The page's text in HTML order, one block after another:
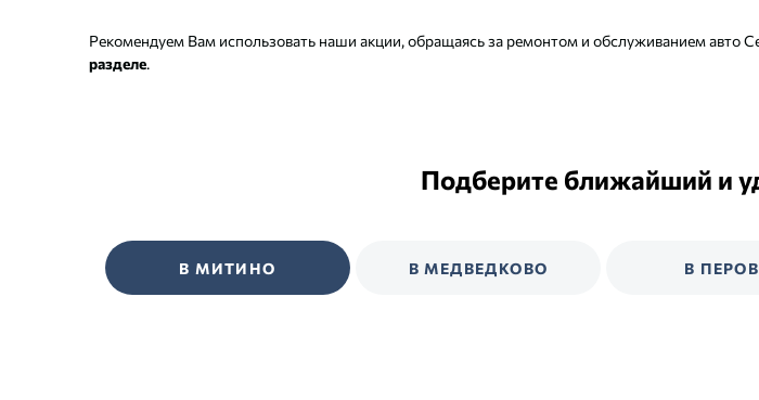
Рекомендуем Вам использовать наши акции, обращаясь за ремонтом и обслуживанием
разделе.
Подберите ближайший и
В МИТИНО В МЕДВЕДКОВО В